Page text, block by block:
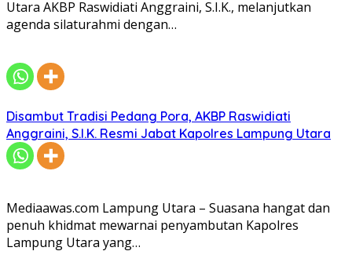
Utara AKBP Raswidiati Anggraini, S.I.K., melanjutkan
agenda silaturahmi dengan…
Disambut Tradisi Pedang Pora, AKBP Raswidiati
Anggraini, S.I.K. Resmi Jabat Kapolres Lampung Utara
Mediaawas.com Lampung Utara – Suasana hangat dan
penuh khidmat mewarnai penyambutan Kapolres
Lampung Utara yang…